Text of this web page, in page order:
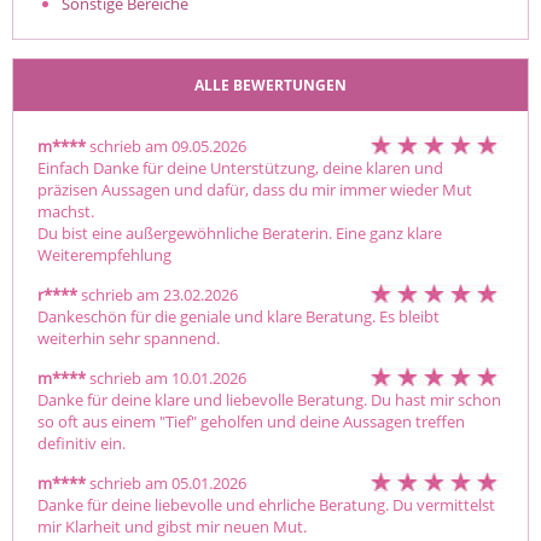
ALLE BEWERTUNGEN
m****schrieb am 09.05.2026
Einfach Danke für deine Unterstützung, deine klaren und
präzisen Aussagen und dafür, dass du mir immer wieder Mut
machst.
Du bist eine außergewöhnliche Beraterin. Eine ganz klare
Weiterempfehlung
r****schrieb am 23.02.2026
Dankeschön für die geniale und klare Beratung. Es bleibt
weiterhin sehr spannend.
m****schrieb am 10.01.2026
Danke für deine klare und liebevolle Beratung. Du hast mir schon
so oft aus einem "Tief" geholfen und deine Aussagen treffen
definitiv ein.
m****schrieb am 05.01.2026
Danke für deine liebevolle und ehrliche Beratung. Du vermittelst
mir Klarheit und gibst mir neuen Mut.